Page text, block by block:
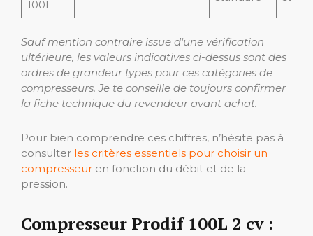
100L
Sauf mention contraire issue d'une vérification
ultérieure, les valeurs indicatives ci-dessus sont des
ordres de grandeur types pour ces catégories de
compresseurs. Je te conseille de toujours confirmer
la fiche technique du revendeur avant achat.
Pour bien comprendre ces chiffres, n’hésite pas à
consulter les critères essentiels pour choisir un
compresseur en fonction du débit et de la
pression.
Compresseur Prodif 100L 2 cv :